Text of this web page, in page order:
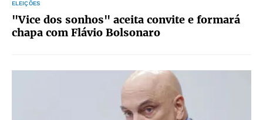
ELEIÇÕES
"Vice dos sonhos" aceita convite e formará
chapa com Flávio Bolsonaro